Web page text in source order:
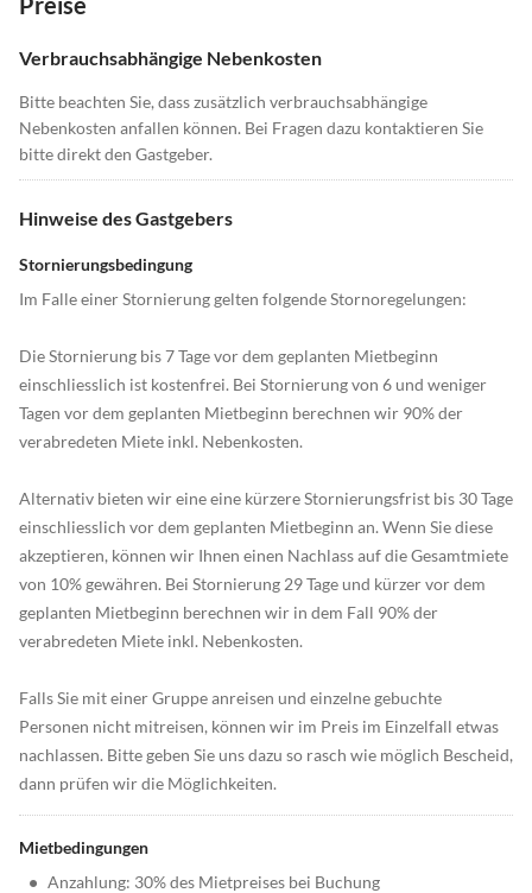
Verbrauchsabhängige Nebenkosten
Bitte beachten Sie, dass zusätzlich verbrauchsabhängige
Nebenkosten anfallen können. Bei Fragen dazu kontaktieren Sie
bitte direkt den Gastgeber.
Hinweise des Gastgebers
Stornierungsbedingung
Im Falle einer Stornierung gelten folgende Stornoregelungen:
Die Stornierung bis 7 Tage vor dem geplanten Mietbeginn
einschliesslich ist kostenfrei. Bei Stornierung von 6 und weniger
Tagen vor dem geplanten Mietbeginn berechnen wir 90% der
verabredeten Miete inkl. Nebenkosten.
Alternativ bieten wir eine eine kürzere Stornierungsfrist bis 30 Tage
einschliesslich vor dem geplanten Mietbeginn an. Wenn Sie diese
akzeptieren, können wir Ihnen einen Nachlass auf die Gesamtmiete
von 10% gewähren. Bei Stornierung 29 Tage und kürzer vor dem
geplanten Mietbeginn berechnen wir in dem Fall 90% der
verabredeten Miete inkl. Nebenkosten.
Falls Sie mit einer Gruppe anreisen und einzelne gebuchte
Personen nicht mitreisen, können wir im Preis im Einzelfall etwas
nachlassen. Bitte geben Sie uns dazu so rasch wie möglich Bescheid,
dann prüfen wir die Möglichkeiten.
Mietbedingungen
• Anzahlung: 30% des Mietpreises bei Buchung